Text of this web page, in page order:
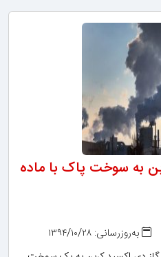
به سوخت پاک با ماده
به‌روزرسانی: ۱۳۹۴/۱۰/۲۸